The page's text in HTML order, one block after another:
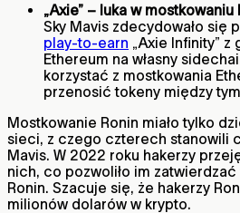
„Axie” – luka w mostkowaniu
Sky Mavis zdecydowało się
play-to-earn „Axie Infinity” z
Ethereum na własny
korzystać z mostkowania
przenosić tokeny między
Mostkowanie Ronin miało tylko
sieci, z czego czterech stanowili
Mavis. W 2022 roku hakerzy
nich, co pozwoliło im zatwierdzać
Ronin. Szacuje się, że hakerzy
milionów dolarów w krypto.